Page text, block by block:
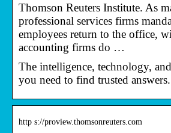
Thomson Reuters Institute. As
professional services firms
employees return to the office,
accounting firms do …
The intelligence, technology,
you need to find trusted answers.
http s://proview.thomsonreuters.com